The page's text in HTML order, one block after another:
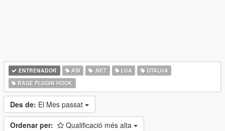
ENTRENADOR ASI .NET LUA
GTALUA
RAGE PLUGIN HOOK
Des de: El Mes passat
Ordenar per: Qualificació més alta